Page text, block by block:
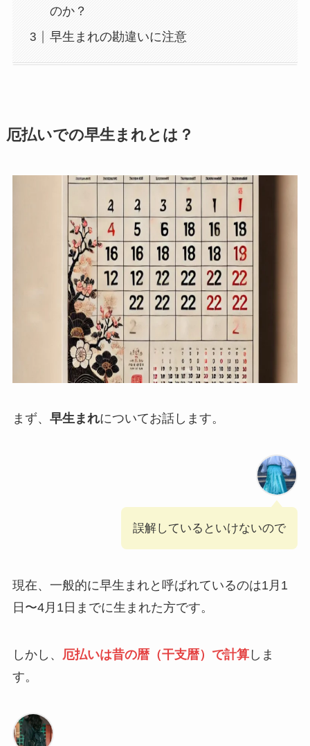
のか？
早生まれの勘違いに注意
厄払いでの早生まれとは？
まず、 早生まれについてお話します。
誤解しているといけないので
現在、一般的に早生まれと呼ばれているのは1月1
日〜4月1日までに生まれた方です。
しかし、 厄払いは昔の暦（干支暦）で計算しま
す。